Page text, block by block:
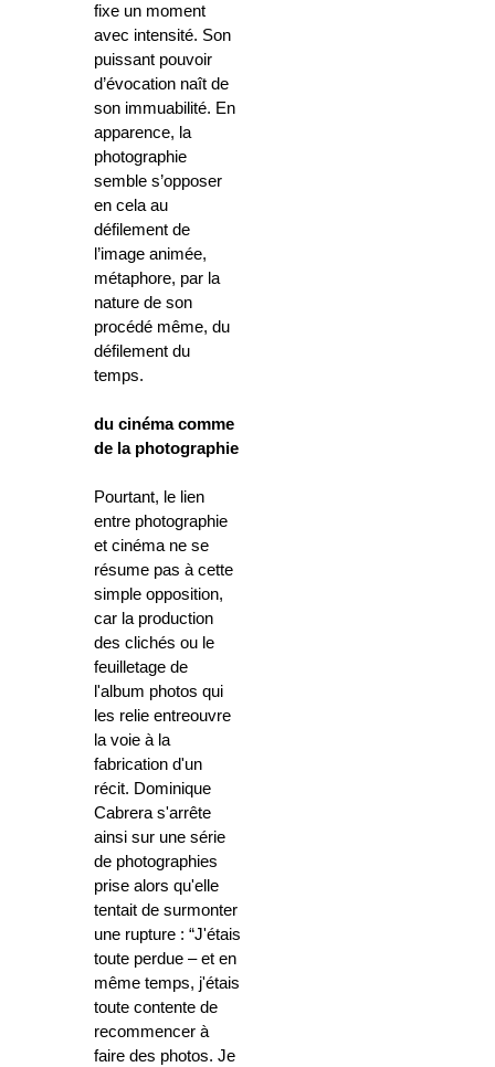
fixe un moment
avec intensité. Son
puissant pouvoir
d’évocation naît de
son immuabilité. En
apparence, la
photographie
semble s’opposer
en cela au
défilement de
l’image animée,
métaphore, par la
nature de son
procédé même, du
défilement du
temps.
du cinéma comme
de la photographie
Pourtant, le lien
entre photographie
et cinéma ne se
résume pas à cette
simple opposition,
car la production
des clichés ou le
feuilletage de
l'album photos qui
les relie entreouvre
la voie à la
fabrication d'un
récit. Dominique
Cabrera s'arrête
ainsi sur une série
de photographies
prise alors qu'elle
tentait de surmonter
une rupture : “J'étais
toute perdue – et en
même temps, j'étais
toute contente de
recommencer à
faire des photos. Je